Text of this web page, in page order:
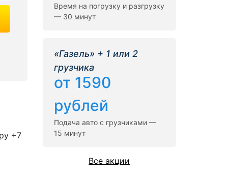
+7
Время на погрузку и разгрузку
— 30 минут
«Газель» + 1 или 2
грузчика
от 1590
рублей
Подача авто с грузчиками —
15 минут
Все акции